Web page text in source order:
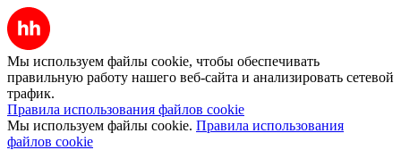
Мы используем файлы cookie, чтобы обеспечивать
правильную работу нашего веб-сайта и анализировать сетевой
трафик.
Правила использования файлов cookie
Мы используем файлы cookie. Правила использования
файлов cookie